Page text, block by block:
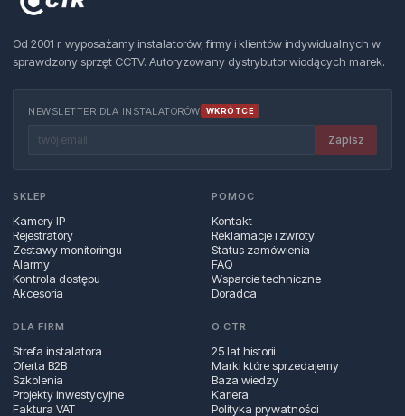
Od 2001 r. wyposażamy instalatorów, firmy i klientów indywidualnych w
sprawdzony sprzęt CCTV. Autoryzowany dystrybutor wiodących marek.
NEWSLETTER DLA INSTALATORÓW WKRÓTCE
Zapisz
SKLEP
Kamery IP
Rejestratory
Zestawy monitoringu
Alarmy
Kontrola dostępu
Akcesoria
POMOC
Kontakt
Reklamacje i zwroty
Status zamówienia
FAQ
Wsparcie techniczne
Doradca
DLA FIRM
Strefa instalatora
Oferta B2B
Szkolenia
Projekty inwestycyjne
Faktura VAT
O CTR
25 lat historii
Marki które sprzedajemy
Baza wiedzy
Kariera
Polityka prywatności